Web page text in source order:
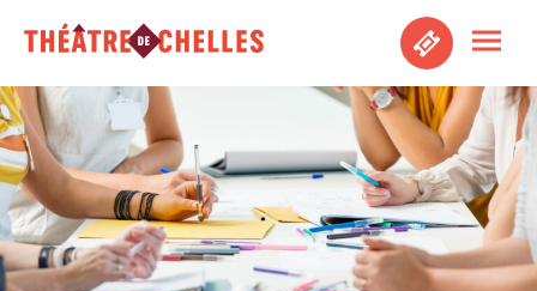
Aller au contenu principal
Aller au pied de page